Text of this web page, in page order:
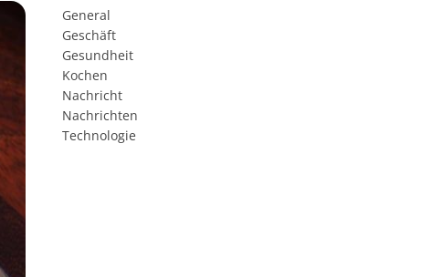
General
Geschäft
Gesundheit
Kochen
Nachricht
Nachrichten
Technologie